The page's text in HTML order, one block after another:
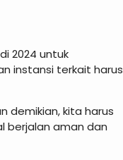
2024 untuk
instansi terkait harus
demikian, kita harus
berjalan aman dan